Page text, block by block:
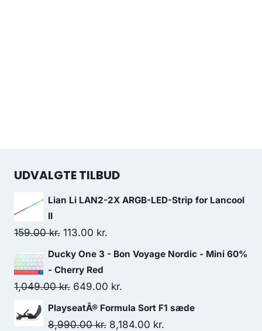
UDVALGTE TILBUD
Lian Li LAN2-2X ARGB-LED-Strip for Lancool
II
159.00kr. Original
price
was:
159.00 kr..
113.00 kr.
price
113.00 kr..
Ducky One 3 - Bon Voyage Nordic - Mini 60%
- Cherry Red
1,049.00kr. Original
price
was:
649.00 kr.
price
is:
PlayseatÂ® Formula Sort F1 sæde
8,990.00kr. Original
8,184.00 kr.